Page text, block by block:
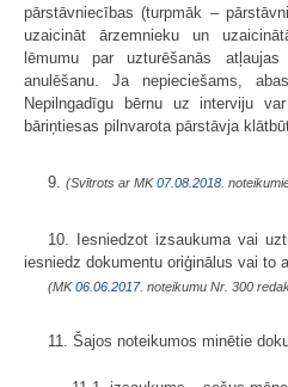
pārstāvniecības (turpmāk –
uzaicināt ārzemnieku un
lēmumu par uzturēšanās
anulēšanu. Ja nepieciešams,
Nepilngadīgu bērnu uz interviju
bāriņtiesas pilnvarota pārstāvja
9. (Svītrots ar MK07.08.2018.
10. Iesniedzot izsaukuma vai
iesniedz dokumentu oriģinālus vai to
(MK06.06.2017. noteikumu Nr. 300
11. Šajos noteikumos minētie